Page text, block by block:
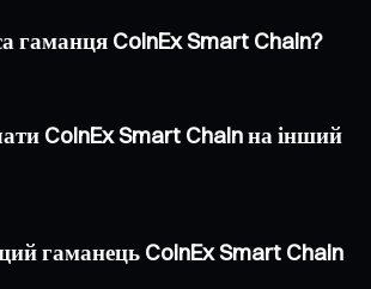
гаманця CoinEx Smart Chain?
CoinEx Smart Chain на інший
гаманець CoinEx Smart Chain